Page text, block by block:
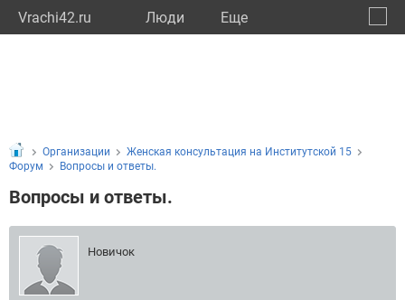
Vrachi42.ru Люди Eще
Организации
Женская консультация на Институтской 15
Форум
Вопросы и ответы.
Вопросы и ответы.
Новичок